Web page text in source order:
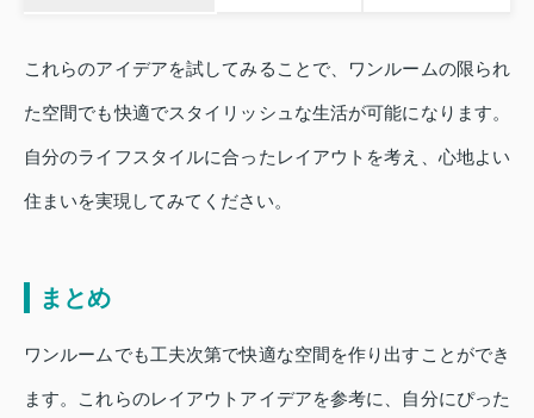
これらのアイデアを試してみることで、ワンルームの限られ
た空間でも快適でスタイリッシュな生活が可能になります。
自分のライフスタイルに合ったレイアウトを考え、心地よい
住まいを実現してみてください。
まとめ
ワンルームでも工夫次第で快適な空間を作り出すことができ
ます。これらのレイアウトアイデアを参考に、自分にぴった